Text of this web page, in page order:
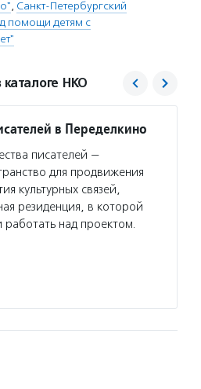
, Санкт-Петербургский
помощи детям с
НКО
в Переделкино
писателей —
для продвижения
культурных связей,
резиденция, в которой
над проектом.